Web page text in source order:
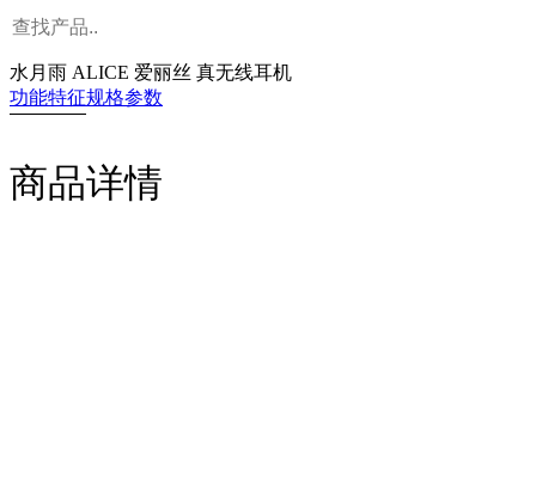
水月雨 ALICE 爱丽丝 真无线耳机
功能特征规格参数
商品详情